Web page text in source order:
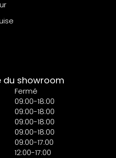
du showroom
Fermé
09:00-18:00
09:00-18:00
09:00-18:00
09:00-18:00
09:00-17:00
12:00-17:00